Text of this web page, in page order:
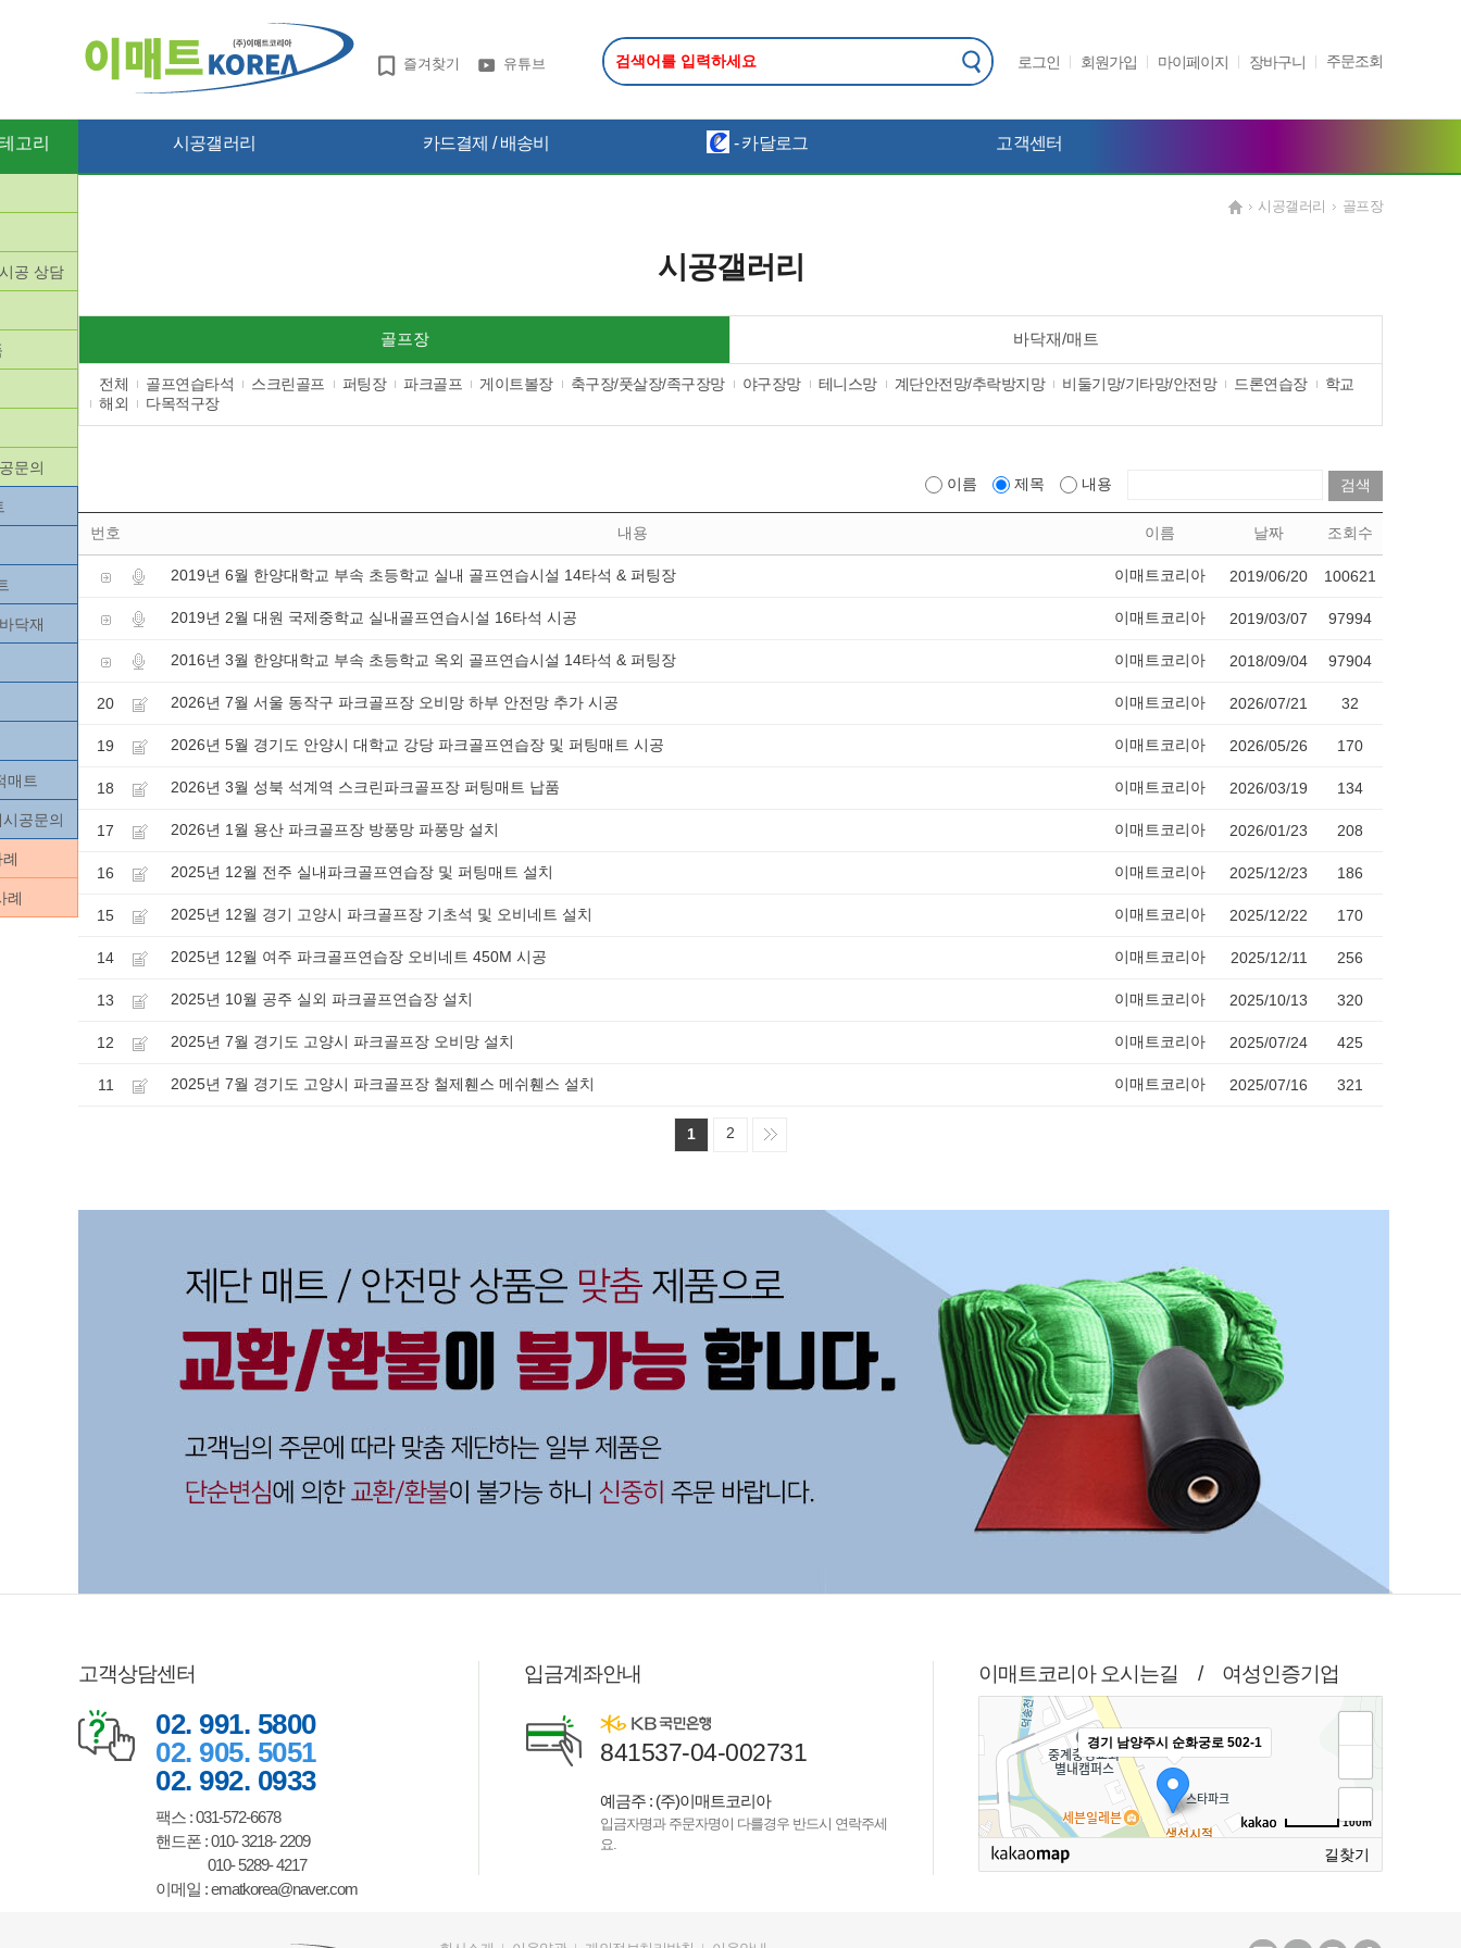
즐겨찾기 유튜브 로그인 회원가입 마이페이지 장바구니 주문조회
고리
공 상담
문의
닥재
매트
공문의
례
시공갤러리 카드결제 / 배송비 - 카달로그 고객센터
시공갤러리 골프장
시공갤러리
골프장 바닥재/매트
전체 골프연습타석 스크린골프 퍼팅장 파크골프 게이트볼장 축구장/풋살장/족구장망 야구장망 테니스망 계단안전망/추락방지망 비둘기망/기타망/안전망 드론연습장
학교
해외
다목적구장
이름 제목 내용 검색
번호 내용 이름 날짜 조회수
2019년 6월 한양대학교 부속 초등학교 실내 골프연습시설 14타석 & 퍼팅장 이매트코리아 2019/06/20 100621
2019년 2월 대원 국제중학교 실내골프연습시설 16타석 시공 이매트코리아 2019/03/07 97994
2016년 3월 한양대학교 부속 초등학교 옥외 골프연습시설 14타석 & 퍼팅장 이매트코리아 2018/09/04 97904
20 2026년 7월 서울 동작구 파크골프장 오비망 하부 안전망 추가 시공 이매트코리아 2026/07/21 32
19 2026년 5월 경기도 안양시 대학교 강당 파크골프연습장 및 퍼팅매트 시공 이매트코리아 2026/05/26 170
18 2026년 3월 성북 석계역 스크린파크골프장 퍼팅매트 납품 이매트코리아 2026/03/19 134
17 2026년 1월 용산 파크골프장 방풍망 파풍망 설치 이매트코리아 2026/01/23 208
16 2025년 12월 전주 실내파크골프연습장 및 퍼팅매트 설치 이매트코리아 2025/12/23 186
15 2025년 12월 경기 고양시 파크골프장 기초석 및 오비네트 설치 이매트코리아 2025/12/22 170
14 2025년 12월 여주 파크골프연습장 오비네트 450M 시공 이매트코리아 2025/12/11 256
13 2025년 10월 공주 실외 파크골프연습장 설치 이매트코리아 2025/10/13 320
12 2025년 7월 경기도 고양시 파크골프장 오비망 설치 이매트코리아 2025/07/24 425
11 2025년 7월 경기도 고양시 파크골프장 철제휀스 메쉬휀스 설치 이매트코리아 2025/07/16 321
1 2
고객상담센터
02. 991. 5800
02. 905. 5051
02. 992. 0933
팩스 : 031-572-6678
핸드폰 : 010- 3218- 2209
010- 5289- 4217
이메일 : ematkorea@naver.com
입금계좌안내
841537-04-002731
예금주 : (주)이매트코리아
입금자명과 주문자명이 다를경우 반드시 연락주세
요.
이매트코리아 오시는길 / 여성인증기업
경기 남양주시 순화궁로 502-1
100m
길찾기